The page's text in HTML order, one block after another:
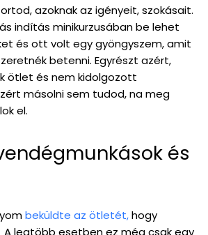
azoknak az igényeit, szokásait.
indítás minikurzusában be lehet
és ott volt egy gyöngyszem, amit
betenni. Egyrészt azért,
ötlet és nem kidolgozott
másolni sem tudod, na meg
el.
és
beküldte az ötletét,hogy
legtöbb esetben ez még csak egy